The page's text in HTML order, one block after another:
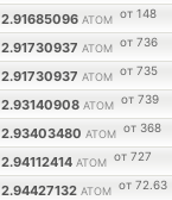
2.91685096 ATOM от 148
2.91730937 ATOM от 736
2.91730937 ATOM от 735
2.93140908 ATOM от 739
2.93403480 ATOM от 368
2.94112414 ATOM от 727
2.94427132 ATOM от 72.63